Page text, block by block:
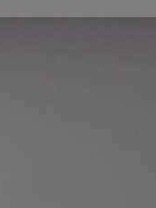
tulevaisuuteen
moottorisahoihin.